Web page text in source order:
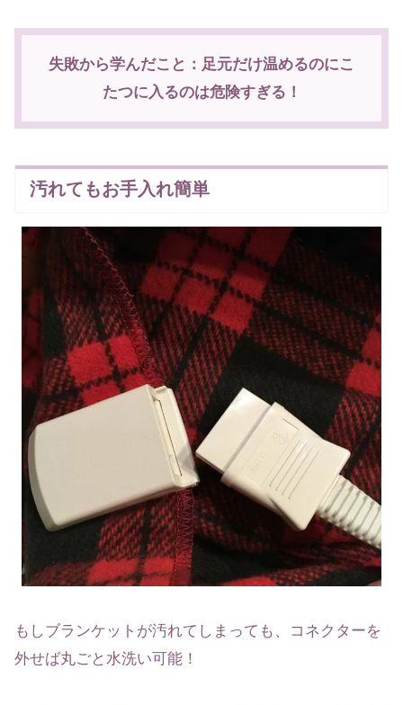
失敗から学んだこと：足元だけ温めるのにこ
たつに入るのは危険すぎる！
汚れてもお手入れ簡単
もしブランケットが汚れてしまっても、コネクターを
外せば丸ごと水洗い可能！